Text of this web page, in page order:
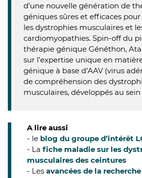
d’une nouvelle génération de
géniques sûres et efficaces
les dystrophies musculaires et
cardiomyopathies. Spin-off du
thérapie génique Généthon,
sur l’expertise unique en
génique à base d’AAV (virus
de compréhension des
musculaires, développés au
A lire aussi
- le blog du groupe d’intérêt
- La fiche maladie sur les
musculaires des ceintures
- Les avancées de la